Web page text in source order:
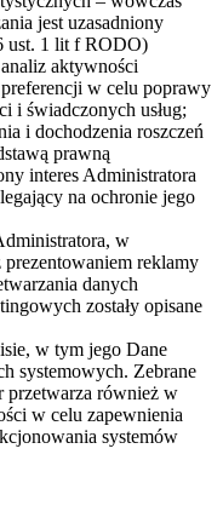
jest uzasadniony
ust. 1 lit f RODO)
aktywności
w celu poprawy
i świadczonych usług;
i dochodzenia roszczeń
prawną
interes Administratora
na ochronie jego
w
reklamy
danych
zostały opisane
w tym jego Dane
systemowych. Zebrane
przetwarza również w
w celu zapewnienia
systemów